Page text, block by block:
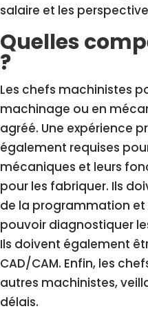
salaire et les
Quelles
?
Les chefs machinistes
machinage ou en
agréé. Une expérience
également requises
mécaniques et leurs
pour les fabriquer. Ils
de la programmation et
pouvoir diagnostiquer
Ils doivent également
CAD/CAM. Enfin, les
autres machinistes,
délais.